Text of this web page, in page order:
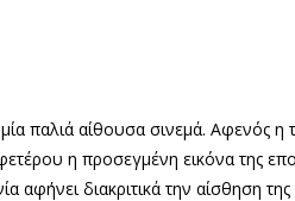
παλιά αίθουσα σινεμά. Αφενός
η προσεγμένη εικόνα της
διακριτικά την αίσθηση της